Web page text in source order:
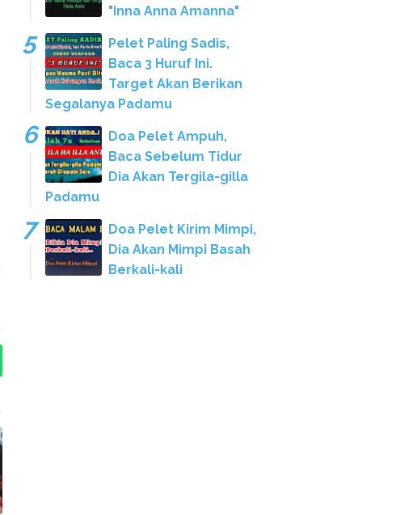
"Inna Anna Amanna"
Pelet Paling Sadis,
Baca 3 Huruf Ini.
Target Akan Berikan
Segalanya Padamu
Doa Pelet Ampuh,
Baca Sebelum Tidur
Dia Akan Tergila-gilla
Padamu
Doa Pelet Kirim Mimpi,
Dia Akan Mimpi Basah
Berkali-kali